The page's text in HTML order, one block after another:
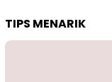
TIPS MENARIK